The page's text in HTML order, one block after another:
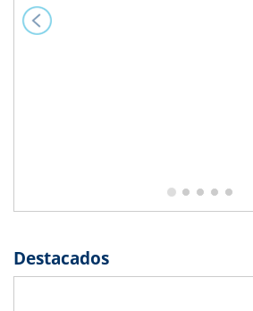
Destacados